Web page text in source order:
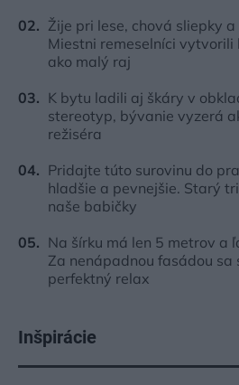
Žije pri lese, chová sliepky
Miestni remeselníci
ako malý raj
K bytu ladili aj škáry v
stereotyp, bývanie vyzerá
režiséra
Pridajte túto surovinu do
hladšie a pevnejšie. Starý
naše babičky
Na šírku má len 5 metrov a
Za nenápadnou fasádou sa
perfektný relax
Inšpirácie